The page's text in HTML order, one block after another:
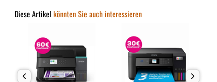
Diese Artikel könnten Sie auch interessieren